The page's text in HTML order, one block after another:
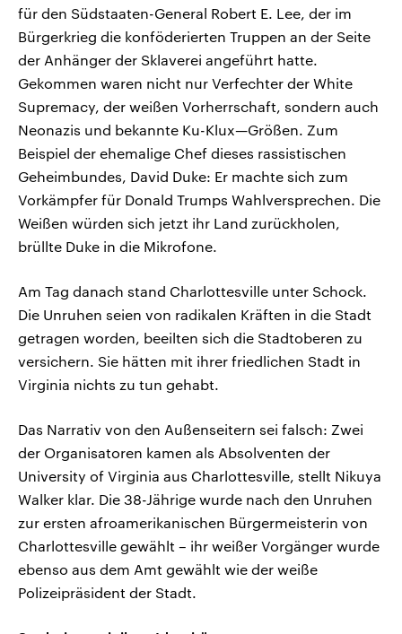
für den Südstaaten-General Robert E. Lee, der im
Bürgerkrieg die konföderierten Truppen an der Seite
der Anhänger der Sklaverei angeführt hatte.
Gekommen waren nicht nur Verfechter der White
Supremacy, der weißen Vorherrschaft, sondern auch
Neonazis und bekannte Ku-Klux—Größen. Zum
Beispiel der ehemalige Chef dieses rassistischen
Geheimbundes, David Duke: Er machte sich zum
Vorkämpfer für Donald Trumps Wahlversprechen. Die
Weißen würden sich jetzt ihr Land zurückholen,
brüllte Duke in die Mikrofone.
Am Tag danach stand Charlottesville unter Schock.
Die Unruhen seien von radikalen Kräften in die Stadt
getragen worden, beeilten sich die Stadtoberen zu
versichern. Sie hätten mit ihrer friedlichen Stadt in
Virginia nichts zu tun gehabt.
Das Narrativ von den Außenseitern sei falsch: Zwei
der Organisatoren kamen als Absolventen der
University of Virginia aus Charlottesville, stellt Nikuya
Walker klar. Die 38-Jährige wurde nach den Unruhen
zur ersten afroamerikanischen Bürgermeisterin von
Charlottesville gewählt – ihr weißer Vorgänger wurde
ebenso aus dem Amt gewählt wie der weiße
Polizeipräsident der Stadt.